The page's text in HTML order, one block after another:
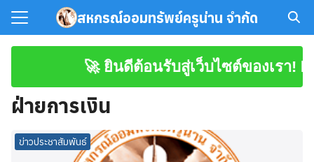
Skip
content
สหกรณ์ออมทรัพย์ครูน่าน จำกัด
าชิก
ลดเอกสาร
🚀 ยินดีต้อนรับสู่เว็บไซต์ของเรา!
ฝ่ายการเงิน
ข่าวประชาสัมพันธ์